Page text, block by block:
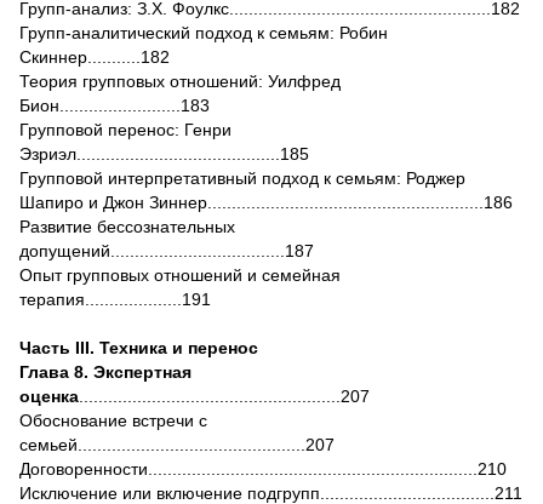
Групп-анализ: З.Х. Фоулкс......................................................182
Групп-аналитический подход к семьям: Робин
Скиннер...........182
Теория групповых отношений: Уилфред
Бион.........................183
Групповой перенос: Генри
Эзриэл..........................................185
Групповой интерпретативный подход к семьям: Роджер
Шапиро и Джон Зиннер.........................................................186
Развитие бессознательных
допущений....................................187
Опыт групповых отношений и семейная
терапия....................191
Часть III. Техника и перенос
Глава 8. Экспертная
оценка ......................................................207
Обоснование встречи с
семьей...............................................207
Договоренности....................................................................210
Исключение или включение подгрупп....................................211